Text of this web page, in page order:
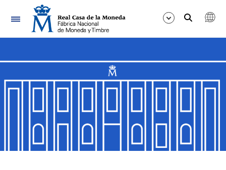
Nabigazioa
Erakutsi/Ezkutatu
Erakutsi/Ezkutatu
Erakutsi/Ezkutatu